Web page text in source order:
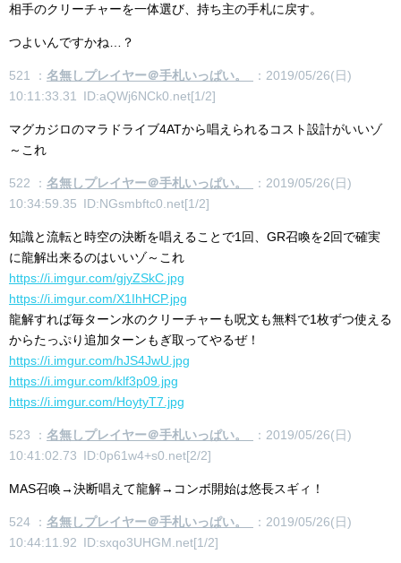
相手のクリーチャーを一体選び、持ち主の手札に戻す。
つよいんですかね…？
521 ： 名無しプレイヤー＠手札いっぱい。
：2019/05/26(日)
10:11:33.31 ID:aQWj6NCk0.net[1/2]
マグカジロのマラドライブ4ATから唱えられるコスト設計がいいゾ
～これ
522 ： 名無しプレイヤー＠手札いっぱい。
：2019/05/26(日)
10:34:59.35 ID:NGsmbftc0.net[1/2]
知識と流転と時空の決断を唱えることで1回、GR召喚を2回で確実
に龍解出来るのはいいゾ～これ
https://i.imgur.com/gjyZSkC.jpg
https://i.imgur.com/X1IhHCP.jpg
龍解すれば毎ターン水のクリーチャーも呪文も無料で1枚ずつ使える
からたっぷり追加ターンもぎ取ってやるぜ！
https://i.imgur.com/hJS4JwU.jpg
https://i.imgur.com/klf3p09.jpg
https://i.imgur.com/HoytyT7.jpg
523 ： 名無しプレイヤー＠手札いっぱい。
：2019/05/26(日)
10:41:02.73 ID:0p61w4+s0.net[2/2]
MAS召喚→決断唱えて龍解→コンボ開始は悠長スギィ！
524 ： 名無しプレイヤー＠手札いっぱい。
：2019/05/26(日)
10:44:11.92 ID:sxqo3UHGM.net[1/2]